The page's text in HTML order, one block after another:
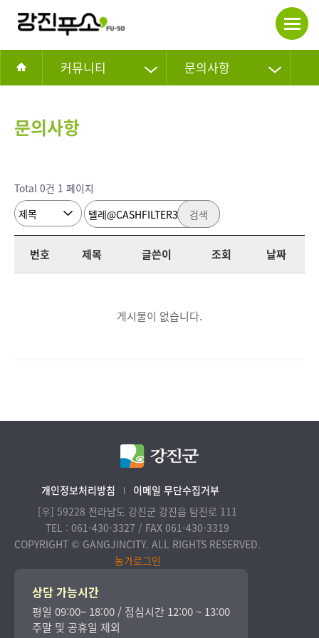
커뮤니티 문의사항
문의사항
Total 0건 1 페이지
검색
번호 제목 글쓴이 조회 날짜
게시물이 없습니다.
개인정보처리방침
이메일 무단수집거부
[우] 59228 전라남도 강진군 강진읍 탐진로 111
TEL : 061-430-3327 / FAX 061-430-3319
COPYRIGHT © GANGJINCITY. ALL RIGHTS RESERVED.
농가로그인
상담 가능시간
평일 09:00~ 18:00 / 점심시간 12:00 ~ 13:00
주말 및 공휴일 제외